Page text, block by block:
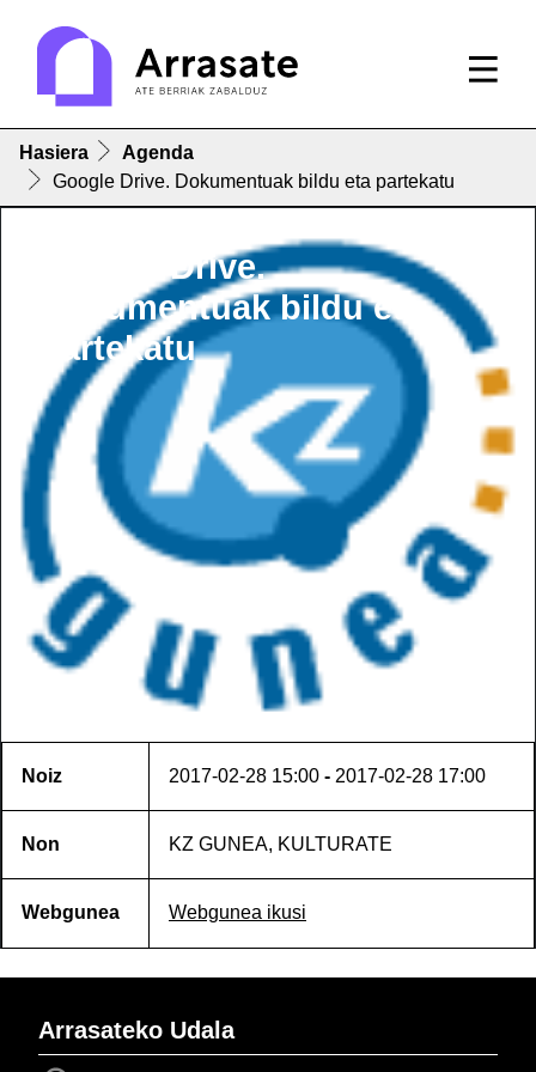
Hasiera
Agenda
Google Drive. Dokumentuak bildu eta partekatu
Google Drive.
Dokumentuak bildu eta
partekatu
Noiz 2017-02-28 15:00 - 2017-02-28 17:00
Non KZ GUNEA, KULTURATE
Webgunea Webgunea ikusi
Arrasateko Udala